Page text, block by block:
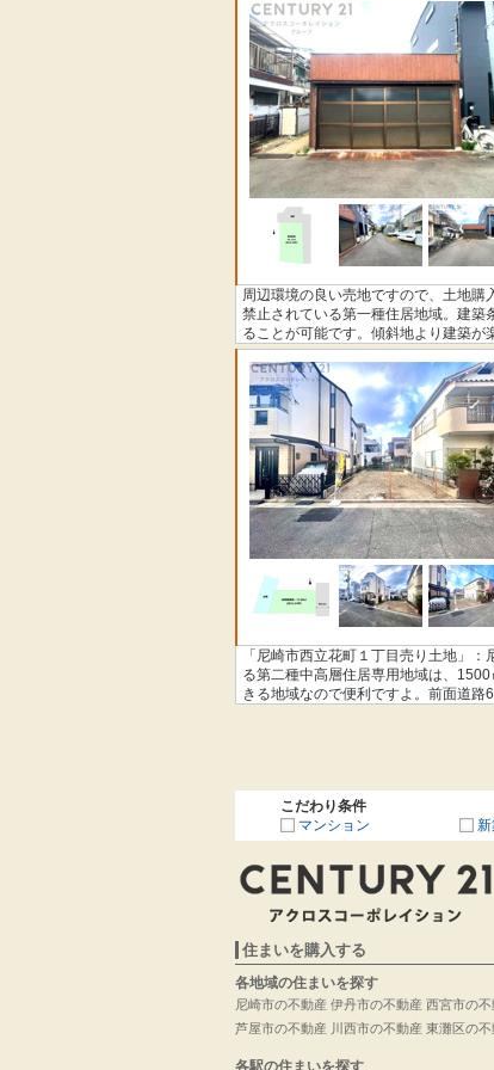
周辺環境の良い売地ですので、土地
禁止されている第一種住居地域。建築
ることが可能です。傾斜地より建築
ポートいたします。まずはお客様の住
「尼崎市西立花町１丁目売り土地」
る第二種中高層住居専用地域は、
きる地域なので便利ですよ。前面道
こだわり条件
マンション
新
住まいを購入する
各地域の住まいを探す
尼崎市の不動産
芦屋市の不動産
伊丹市の不動産
川西市の不動産
西宮市の不
東灘区の不
各駅の住まいを探す